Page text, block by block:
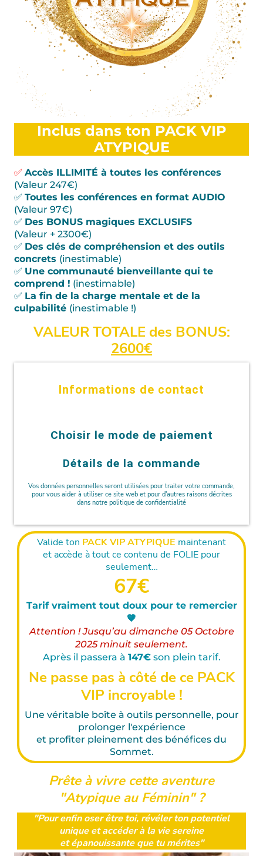
Inclus dans ton PACK VIP
ATYPIQUE
✅ Accès ILLIMITÉ à toutes les conférences
(Valeur 247€)
✅ Toutes les conférences en format AUDIO
(Valeur 97€)
✅ Des BONUS magiques EXCLUSIFS
(Valeur + 2300€)
✅ Des clés de compréhension et des outils
concrets (inestimable)
✅ Une communauté bienveillante qui te
comprend ! (inestimable)
✅ La fin de la charge mentale et de la
culpabilité (inestimable !)
VALEUR TOTALE des BONUS:
2600€
Informations de contact
Choisir le mode de paiement
Détails de la commande
Vos données personnelles seront utilisées pour traiter votre commande,
pour vous aider à utiliser ce site web et pour d'autres raisons décrites
dans notre politique de confidentialité
Valide ton PACK VIP ATYPIQUE maintenant
et accède à tout ce contenu de FOLIE pour
seulement…
67€
Tarif vraiment tout doux pour te remercier
🧡
Attention ! Jusqu’au dimanche 05 Octobre
2025 minuit seulement.
Après il passera à 147€son plein tarif.
Ne passe pas à côté de ce PACK
VIP incroyable !
Une véritable boîte à outils personnelle, pour
prolonger l'expérience
et profiter pleinement des bénéfices du
Sommet.
Prête à vivre cette aventure
"Atypique au Féminin" ?
"Pour enfin oser être toi, révéler ton potentiel
unique et accéder à la vie sereine
et épanouissante que tu mérites"